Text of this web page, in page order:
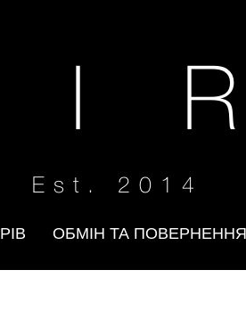
I
Est. 2014
ОБМІН ТА ПОВЕРНЕННЯ